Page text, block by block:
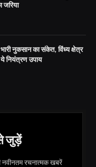
जरिया
नुकसान का संकेत, विंध्य क्षेत्र
नियंत्रण उपाय
से जुड़ें
नवीनतम रचनात्मक खबरें